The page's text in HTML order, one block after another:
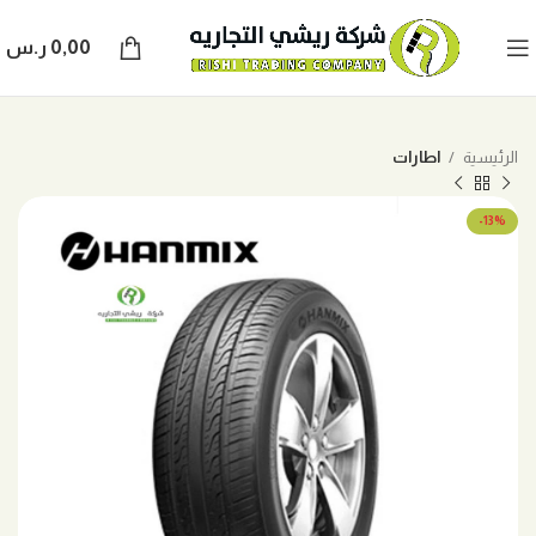
0,00 ر.س
الرئيسية اطارات
-13%